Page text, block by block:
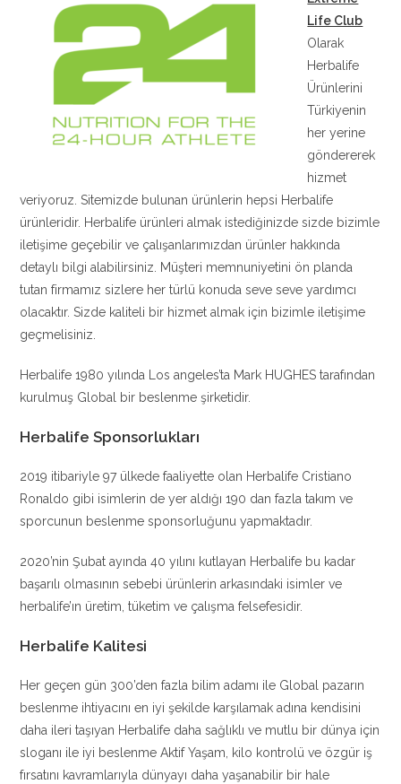
Life Club
Olarak
Herbalife
Ürünlerini
Türkiyenin
her yerine
göndererek
hizmet
veriyoruz. Sitemizde bulunan ürünlerin hepsi Herbalife
ürünleridir. Herbalife ürünleri almak istediğinizde sizde bizimle
iletişime geçebilir ve çalışanlarımızdan ürünler hakkında
detaylı bilgi alabilirsiniz. Müşteri memnuniyetini ön planda
tutan firmamız sizlere her türlü konuda seve seve yardımcı
olacaktır. Sizde kaliteli bir hizmet almak için bizimle iletişime
geçmelisiniz.
Herbalife 1980 yılında Los angeles’ta Mark HUGHES tarafından
kurulmuş Global bir beslenme şirketidir.
Herbalife Sponsorlukları
2019 itibariyle 97 ülkede faaliyette olan Herbalife Cristiano
Ronaldo gibi isimlerin de yer aldığı 190 dan fazla takım ve
sporcunun beslenme sponsorluğunu yapmaktadır.
2020’nin Şubat ayında 40 yılını kutlayan Herbalife bu kadar
başarılı olmasının sebebi ürünlerin arkasındaki isimler ve
herbalife’ın üretim, tüketim ve çalışma felsefesidir.
Herbalife Kalitesi
Her geçen gün 300’den fazla bilim adamı ile Global pazarın
beslenme ihtiyacını en iyi şekilde karşılamak adına kendisini
daha ileri taşıyan Herbalife daha sağlıklı ve mutlu bir dünya için
sloganı ile iyi beslenme Aktif Yaşam, kilo kontrolü ve özgür iş
fırsatını kavramlarıyla dünyayı daha yaşanabilir bir hale